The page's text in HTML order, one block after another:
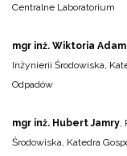
Centralne Laboratorium
mgr inż. Wiktoria
Inżynierii Środowiska,
Odpadów
mgr inż. Hubert Jamry
Środowiska, Katedra